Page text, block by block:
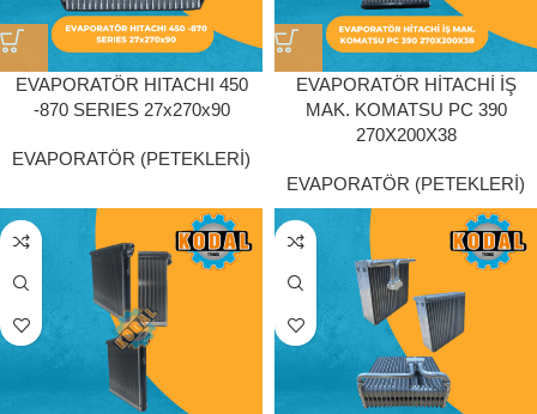
EVAPORATÖR HITACHI 450
-870 SERIES 27x270x90
EVAPORATÖR (PETEKLERİ)
EVAPORATÖR HİTACHİ İŞ
MAK. KOMATSU PC 390
270X200X38
EVAPORATÖR (PETEKLERİ)